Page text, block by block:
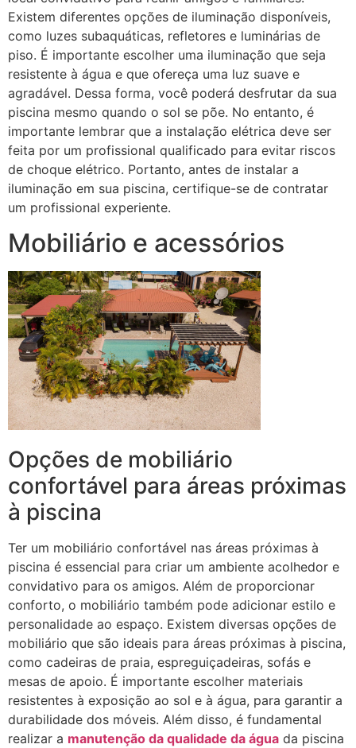
Existem diferentes opções de iluminação disponíveis,
como luzes subaquáticas, refletores e luminárias de
piso. É importante escolher uma iluminação que seja
resistente à água e que ofereça uma luz suave e
agradável. Dessa forma, você poderá desfrutar da sua
piscina mesmo quando o sol se põe. No entanto, é
importante lembrar que a instalação elétrica deve ser
feita por um profissional qualificado para evitar riscos
de choque elétrico. Portanto, antes de instalar a
iluminação em sua piscina, certifique-se de contratar
um profissional experiente.
Mobiliário e acessórios
Opções de mobiliário
confortável para áreas próximas
à piscina
Ter um mobiliário confortável nas áreas próximas à
piscina é essencial para criar um ambiente acolhedor e
convidativo para os amigos. Além de proporcionar
conforto, o mobiliário também pode adicionar estilo e
personalidade ao espaço. Existem diversas opções de
mobiliário que são ideais para áreas próximas à piscina,
como cadeiras de praia, espreguiçadeiras, sofás e
mesas de apoio. É importante escolher materiais
resistentes à exposição ao sol e à água, para garantir a
durabilidade dos móveis. Além disso, é fundamental
realizar a manutenção da qualidade da água da piscina